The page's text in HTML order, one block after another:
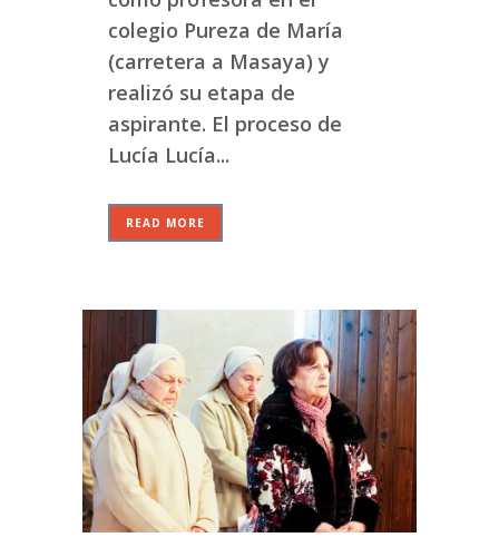
colegio Pureza de María
(carretera a Masaya) y
realizó su etapa de
aspirante. El proceso de
Lucía Lucía...
READ MORE